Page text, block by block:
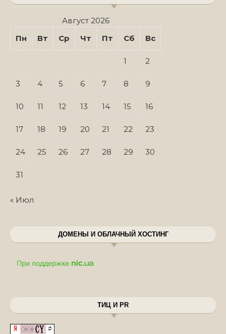
Август 2026
Пн
Вт Ср Чт Пт Сб Вс
1 2
3 4 5 6 7 8 9
10 11 12 13 14 15 16
17 18 19 20 21 22 23
24 25 26 27 28 29 30
31
« Июл
ДОМЕНЫ И ОБЛАЧНЫЙ ХОСТИНГ
ТИЦ И PR